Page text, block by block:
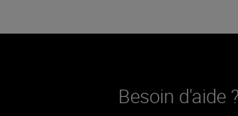
Besoin d'aide ?